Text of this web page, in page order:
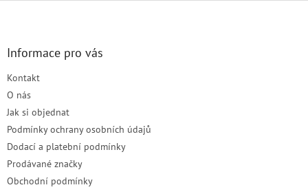
Informace pro vás
Kontakt
O nás
Jak si objednat
Podmínky ochrany osobních údajů
Dodací a platební podmínky
Prodávané značky
Obchodní podmínky